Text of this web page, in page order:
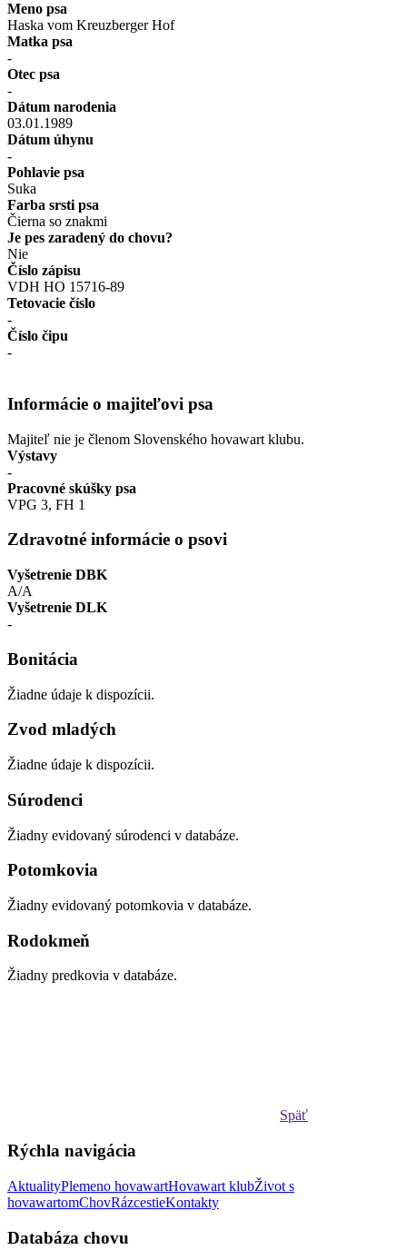
Meno psa
Haska vom Kreuzberger Hof
Matka psa
-
Otec psa
-
Dátum narodenia
03.01.1989
Dátum úhynu
-
Pohlavie psa
Suka
Farba srsti psa
Čierna so znakmi
Je pes zaradený do chovu?
Nie
Číslo zápisu
VDH HO 15716-89
Tetovacie číslo
-
Číslo čipu
-
Informácie o majiteľovi psa
Majiteľ nie je členom Slovenského hovawart klubu.
Výstavy
-
Pracovné skúšky psa
VPG 3, FH 1
Zdravotné informácie o psovi
Vyšetrenie DBK
A/A
Vyšetrenie DLK
-
Bonitácia
Žiadne údaje k dispozícii.
Zvod mladých
Žiadne údaje k dispozícii.
Súrodenci
Žiadny evidovaný súrodenci v databáze.
Potomkovia
Žiadny evidovaný potomkovia v databáze.
Rodokmeň
Žiadny predkovia v databáze.
Späť
Rýchla navigácia
AktualityPlemeno hovawartHovawart klubŽivot s
hovawartomChovRázcestieKontakty
Databáza chovu